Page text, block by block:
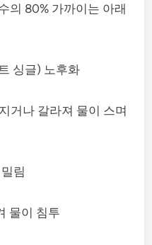
의 80% 가까이는 아래
싱글) 노후화
거나 갈라져 물이 스며
림
물이 침투